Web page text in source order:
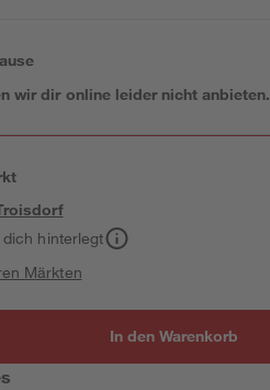
wir dir online leider nicht anbieten.
dich hinterlegt
Märkten
In den Warenkorb